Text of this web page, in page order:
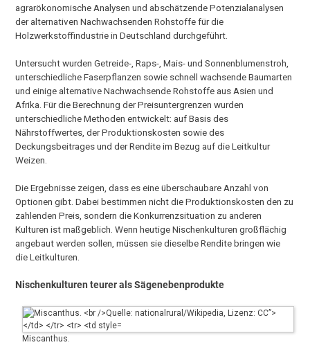
agrarökonomische Analysen und abschätzende Potenzialanalysen
der alternativen Nachwachsenden Rohstoffe für die
Holzwerkstoffindustrie in Deutschland durchgeführt.
Untersucht wurden Getreide-, Raps-, Mais- und Sonnenblumenstroh,
unterschiedliche Faserpflanzen sowie schnell wachsende Baumarten
und einige alternative Nachwachsende Rohstoffe aus Asien und
Afrika. Für die Berechnung der Preisuntergrenzen wurden
unterschiedliche Methoden entwickelt: auf Basis des
Nährstoffwertes, der Produktionskosten sowie des
Deckungsbeitrages und der Rendite im Bezug auf die Leitkultur
Weizen.
Die Ergebnisse zeigen, dass es eine überschaubare Anzahl von
Optionen gibt. Dabei bestimmen nicht die Produktionskosten den zu
zahlenden Preis, sondern die Konkurrenzsituation zu anderen
Kulturen ist maßgeblich. Wenn heutige Nischenkulturen großflächig
angebaut werden sollen, müssen sie dieselbe Rendite bringen wie
die Leitkulturen.
Nischenkulturen teurer als Sägenebenprodukte
Miscanthus.